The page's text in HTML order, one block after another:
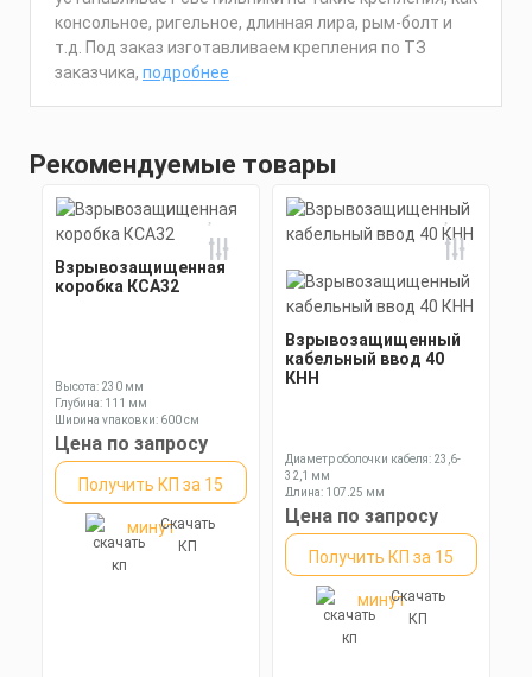
консольное, ригельное, длинная лира, рым-болт и
т.д. Под заказ изготавливаем крепления по ТЗ
заказчика, подробнее
Рекомендуемые товары
Взрывозащищенная
коробка КСА32
Высота: 230 мм
Глубина: 111 мм
Ширина упаковки: 600 см
Цена по запросу
Получить КП за 15
минутСкачать
КП
Взрывозащищенный
кабельный ввод 40
КНН
Диаметр оболочки кабеля: 23,6-
32,1 мм
Длина: 107,25 мм
Ключ: 50 мм
Цена по запросу
Получить КП за 15
минутСкачать
КП